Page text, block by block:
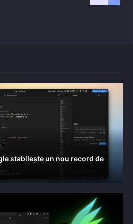
stabilește un nou record de